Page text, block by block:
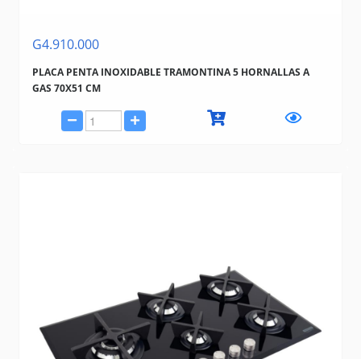
G4.910.000
PLACA PENTA INOXIDABLE TRAMONTINA 5 HORNALLAS A
GAS 70X51 CM